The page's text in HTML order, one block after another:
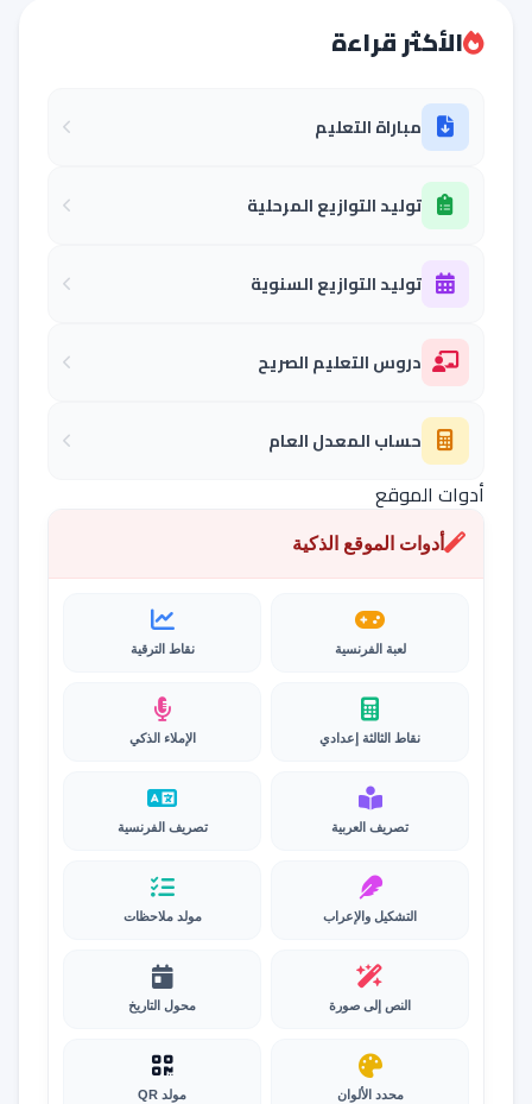
الأكثر قراءة
مباراة التعليم
توليد التوازيع المرحلية
توليد التوازيع السنوية
دروس التعليم الصريح
حساب المعدل العام
أدوات الموقع
أدوات الموقع الذكية
لعبة الفرنسية نقاط الترقية
نقاط الثالثة إعدادي الإملاء الذكي
تصريف العربية تصريف الفرنسية
التشكيل والإعراب مولد ملاحظات
النص إلى صورة محول التاريخ
محدد الألوان مولد QR